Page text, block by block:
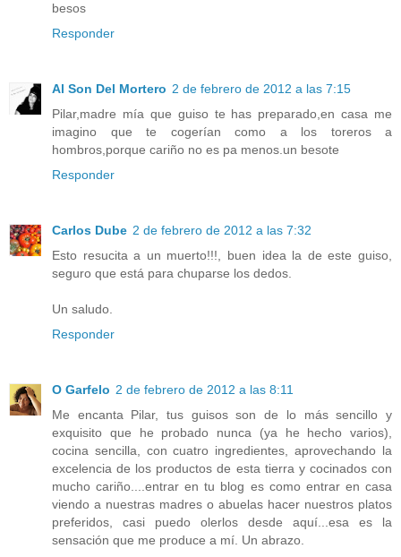
besos
Responder
Al Son Del Mortero 2 de febrero de 2012 a las 7:15
Pilar,madre mía que guiso te has preparado,en casa me
imagino que te cogerían como a los toreros a
hombros,porque cariño no es pa menos.un besote
Responder
Carlos Dube 2 de febrero de 2012 a las 7:32
Esto resucita a un muerto!!!, buen idea la de este guiso,
seguro que está para chuparse los dedos.
Un saludo.
Responder
O Garfelo 2 de febrero de 2012 a las 8:11
Me encanta Pilar, tus guisos son de lo más sencillo y
exquisito que he probado nunca (ya he hecho varios),
cocina sencilla, con cuatro ingredientes, aprovechando la
excelencia de los productos de esta tierra y cocinados con
mucho cariño....entrar en tu blog es como entrar en casa
viendo a nuestras madres o abuelas hacer nuestros platos
preferidos, casi puedo olerlos desde aquí...esa es la
sensación que me produce a mí. Un abrazo.